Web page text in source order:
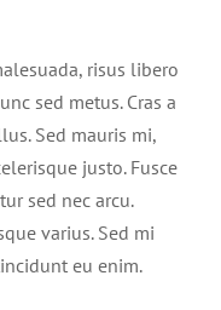
risus libero
sed metus. Cras a
Sed mauris mi,
justo. Fusce
sed nec arcu.
varius. Sed mi
eu enim.